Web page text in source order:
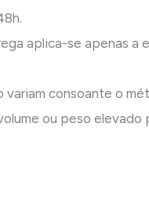
aplica-se apenas a
variam consoante o
ou peso